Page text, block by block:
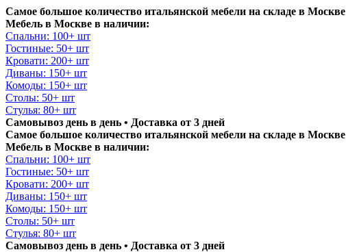
Самое большое количество итальянской мебели на складе в Москве
Мебель в Москве в наличии:
Спальни: 100+ шт
Гостиные: 50+ шт
Кровати: 200+ шт
Диваны: 150+ шт
Комоды: 150+ шт
Столы: 50+ шт
Стулья: 80+ шт
Самовывоз день в день • Доставка от 3 дней
Самое большое количество итальянской мебели на складе в Москве
Мебель в Москве в наличии:
Спальни: 100+ шт
Гостиные: 50+ шт
Кровати: 200+ шт
Диваны: 150+ шт
Комоды: 150+ шт
Столы: 50+ шт
Стулья: 80+ шт
Самовывоз день в день • Доставка от 3 дней